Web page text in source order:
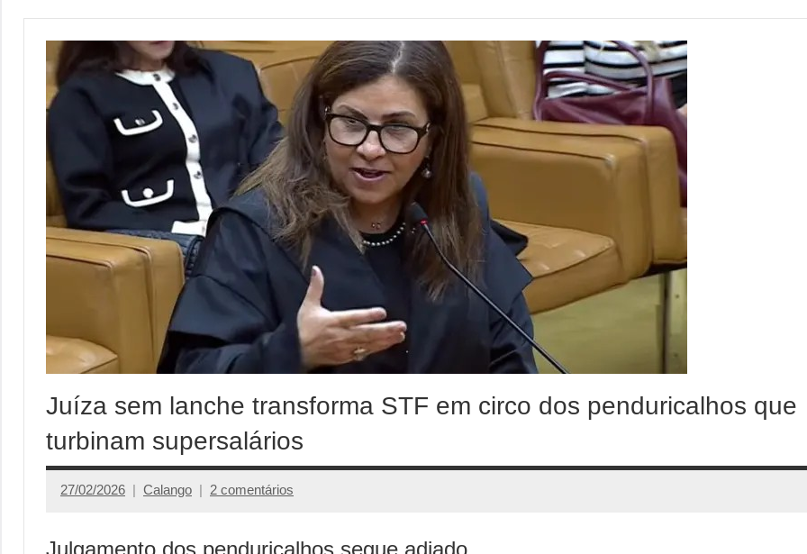
Juíza sem lanche transforma STF em circo dos penduricalhos que
turbinam supersalários
27/02/2026 Calango 2 comentários
Julgamento dos penduricalhos segue adiado